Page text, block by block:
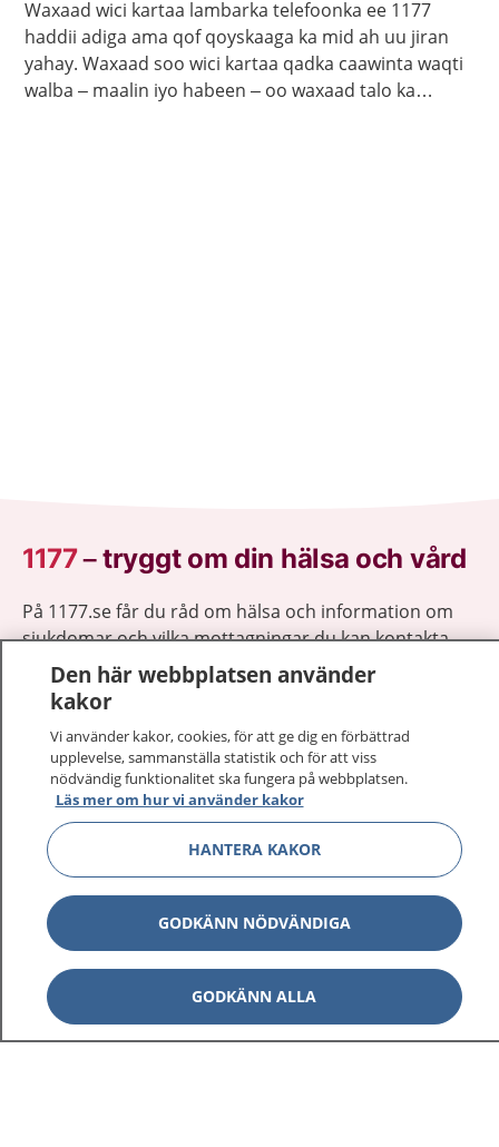
Waxaad wici kartaa lambarka telefoonka ee 1177
haddii adiga ama qof qoyskaaga ka mid ah uu jiran
yahay. Waxaad soo wici kartaa qadka caawinta waqti
walba – maalin iyo habeen – oo waxaad talo ka
1177–tryggt om din hälsa och vård
På 1177.se får du råd om hälsa och information om
sjukdomar och vilka mottagningar du kan kontakta.
Logga in för att läsa din journal och göra dina
vårdärenden. Ring telefonnummer 1177 för
1177 ger dig råd när du vill må bättre.
1177 på flera språk
Om 1177 Show
Kontakt Show
Den här webbplatsen använder
kakor
Vi använder kakor, cookies, för att ge dig en förbättrad
upplevelse, sammanställa statistik och för att viss
nödvändig funktionalitet ska fungera på webbplatsen.
Läs mer om hur vi använder kakor
HANTERA KAKOR
GODKÄNN NÖDVÄNDIGA
GODKÄNN ALLA